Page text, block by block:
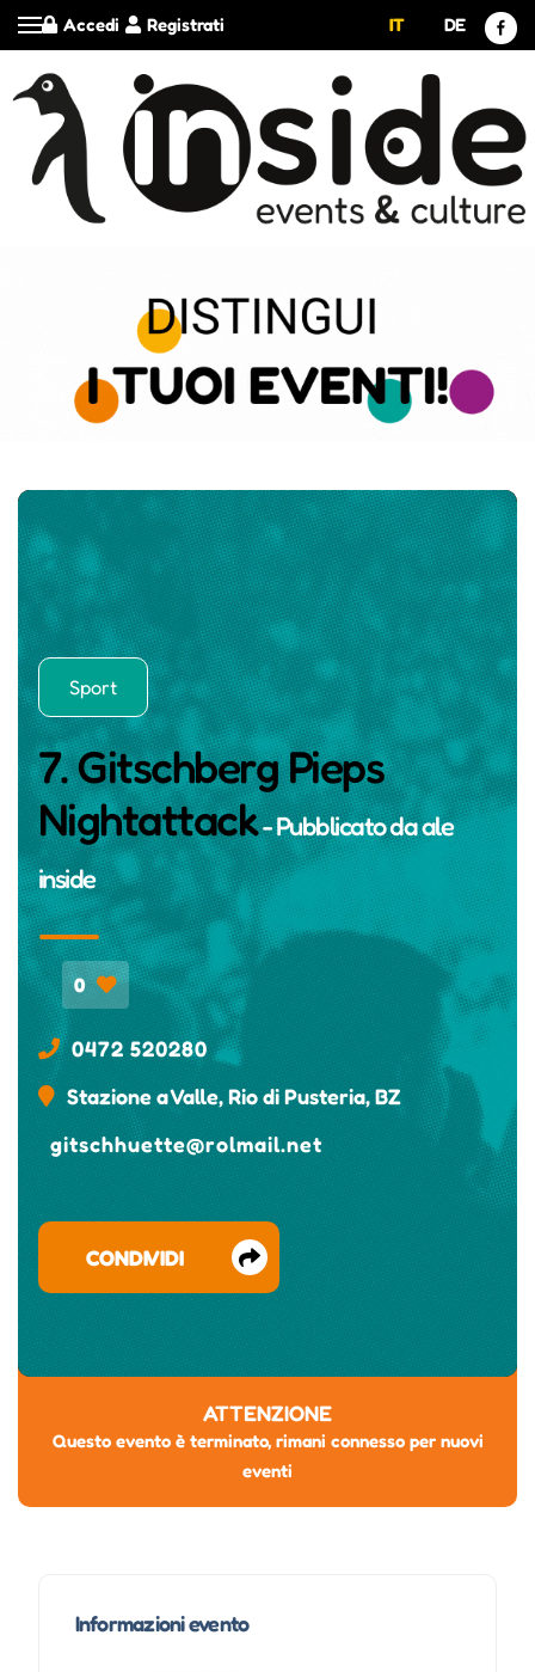
Registrati
Accedi IT DE
Sport
7. Gitschberg Pieps
Nightattack- Pubblicato daale
inside
0
0472 520280
Stazione a Valle, Rio di Pusteria, BZ
gitschhuette@rolmail.net
CONDIVIDI
ATTENZIONE
Questo evento è terminato, rimani connesso per nuovi
eventi
Informazioni evento